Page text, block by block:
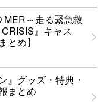
MER～走る緊急救
』キャス
とめ】
』グッズ・特典・
まとめ